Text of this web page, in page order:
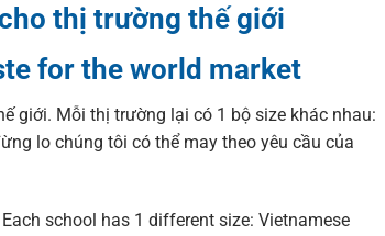
thị trường thế giới
for the world market
giới. Mỗi thị trường lại có 1 bộ size khác nhau:
lo chúng tôi có thể may theo yêu cầu của
school has 1 different size: Vietnamese